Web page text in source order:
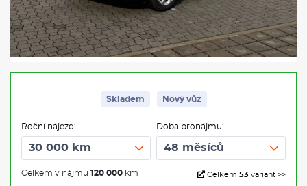
Skladem Nový vůz
Roční nájezd:
Celkem v nájmu 120 000 km
Doba pronájmu:
Celkem 53 variant >>